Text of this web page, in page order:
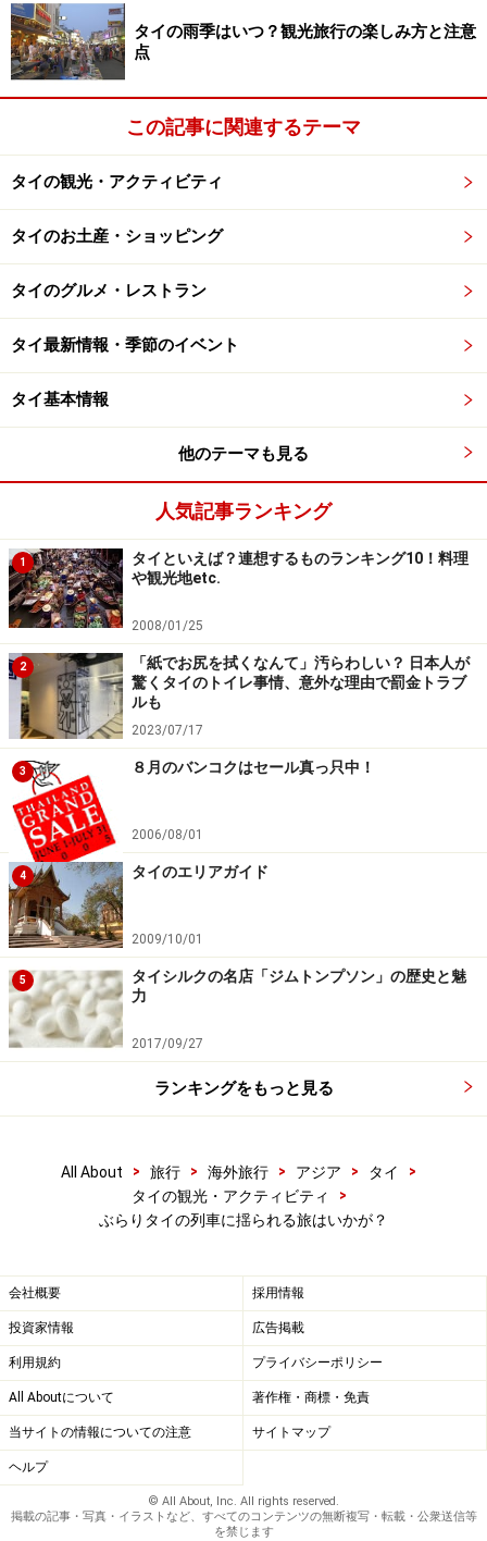
１等： 1,353バーツ（約4,465円）
２等（エアコン無し）：基本料金431バーツ（約1422
段）581バーツ（約1,917円）
２等（エアコン有り）：基本料金611バーツ（約2,016
円）＋寝台料金（上段）791バーツ（約2,610円）・（下
段）881バーツ（約2,907円）
３等： 271バーツ（約894円）
次のページでは、チケットの購入方法・料金と寝台列車
で気をつけておきたいことについて。
※記事内容は執筆時点のものです。最新の内容をご確認くださ
※海外を訪れる際には最新情報の入手に努め、「
ホームページ」を確認するなど、安全確保に十分注意を払ってく
ださい。
1/2 次のページへ
タイの雨季はいつ？観光旅行の楽しみ方と注意
点
この記事に関連するテーマ
タイの観光・アクティビティ
タイのお土産・ショッピング
タイのグルメ・レストラン
タイ最新情報・季節のイベント
タイ基本情報
他のテーマも見る
人気記事ランキング
1
タイといえば？連想するものランキング10！料理
や観光地etc.
2008/01/25
2
「紙でお尻を拭くなんて」汚らわしい？ 日本人が
驚くタイのトイレ事情、意外な理由で罰金トラブ
ルも
2023/07/17
3 ８月のバンコクはセール真っ只中！
2006/08/01
4 タイのエリアガイド
2009/10/01
5
タイシルクの名店「ジムトンプソン」の歴史と魅
力
2017/09/27
ランキングをもっと見る
All About > 旅行 > 海外旅行 > アジア > タイ
>
タイの観光・アクティビティ
>
ぶらりタイの列車に揺られる旅はいかが？
会社概要 採用情報
投資家情報 広告掲載
利用規約 プライバシーポリシー
All Aboutについて 著作権・商標・免責
当サイトの情報についての注意 サイトマップ
ヘルプ
© All About, Inc. All rights reserved.
掲載の記事・写真・イラストなど、すべてのコンテンツの無断複写・転載・公衆送信等
を禁じます